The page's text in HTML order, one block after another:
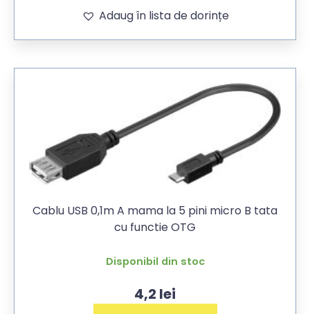
Adaug în lista de dorințe
Cablu USB 0,1m A mama la 5 pini micro B tata
cu functie OTG
Disponibil din stoc
4,2 lei